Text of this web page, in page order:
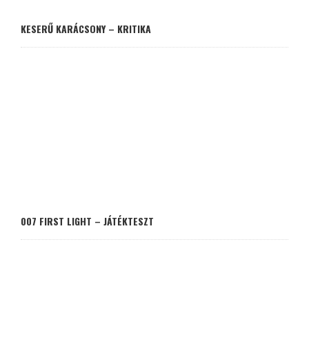
KESERŰ KARÁCSONY – KRITIKA
007 FIRST LIGHT – JÁTÉKTESZT